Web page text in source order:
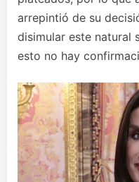
arrepintió de su
disimular este natural
esto no hay